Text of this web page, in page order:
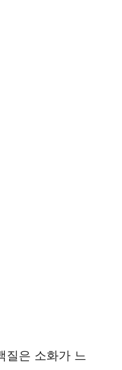
질은 소화가 느